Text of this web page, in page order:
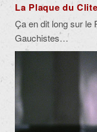
La Plaque du
Ça en dit long sur le
Gauchistes…